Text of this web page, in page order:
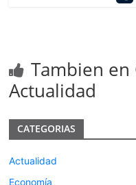
Tambien en
Actualidad
CATEGORIAS
Actualidad
Economía